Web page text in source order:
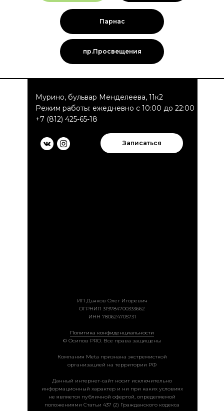
пр.Просвещения
Парнас
Мурино, бульвар Менделеева, 11к2
Режим работы: ежедневно с 10:00 до 22:00
+7 (812) 425-65-18
Записаться
ИП Дьяков Олег Игоревич
ОГРНИП 319784700333662
ИНН 780624705731
Политика конфиденциальности
© Осипов PRO. Все права защищены
Компания Meta признана экстремисткой
организацией на территории РФ
Данный интернет-сайт носит исключительно
информационный характер и ни при каких условиях
не является публичной офертой, определяемой
положениями Статьи 437 (2) Гражданского кодекса